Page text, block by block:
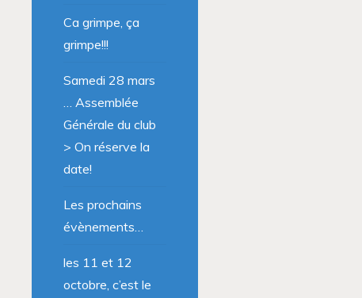
Ca grimpe, ça
grimpe!!!
Samedi 28 mars
… Assemblée
Générale du club
> On réserve la
date!
Les prochains
évènements…
les 11 et 12
octobre, c’est le